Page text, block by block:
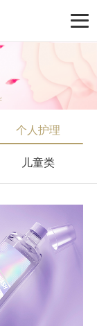
个人护理
儿童类